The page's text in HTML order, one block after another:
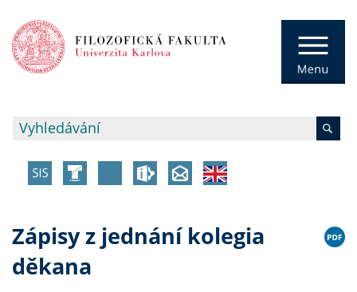
Zápisy z jednání kolegia
děkana